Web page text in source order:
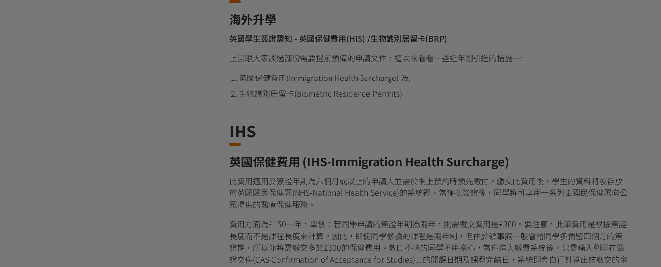
海外升學
英國學生簽證需知 - 英國保健費用(HIS) /生物識別居留卡(BRP)
上回跟大家談過部份需要提前預備的申請文件，這次來看看一些近年剛引進的措施─:
英國保健費用(Immigration Health Surcharge) 及,
生物識別居留卡(Biometric Residence Permits)
IHS
英國保健費用 (IHS-Immigration Health Surcharge)
此費用適用於簽證年期為六個月或以上的申請人並需於網上預約時預先繳付。繳交此費用後，學生的資料將被存放
於英國國民保健署(NHS-National Health Service)的系統裡，當獲批簽證後，同學將可享用一系列由國民保健署向公
眾提供的醫療保健服務。
費用方面為£150一年，舉例：若同學申請的簽證年期為兩年，則需繳交費用是£300。要注意，此筆費用是根據簽證
長度而不是課程長度來計算。因此，即使同學修讀的課程是兩年制，但由於領事館一般會給同學多預留四個月的簽
證期，所以你將需繳交多於£300的保健費用。數口不精的同學不用擔心，當你進入繳費系統後，只需輸入列印在簽
證交件(CAS-Confirmation of Acceptance for Studies)上的開課日期及課程完結日，系統即會自行計算出該繳交的金